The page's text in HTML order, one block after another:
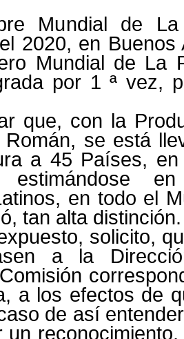
Mundial de
2020, en Buenos
Mundial de La
por 1 ª vez,
que, con la
Román, se está
a 45 Países,
estimándose
en todo el
tan alta distinción.
solicito,
a la
a los efectos de
de así
un reconocimiento,